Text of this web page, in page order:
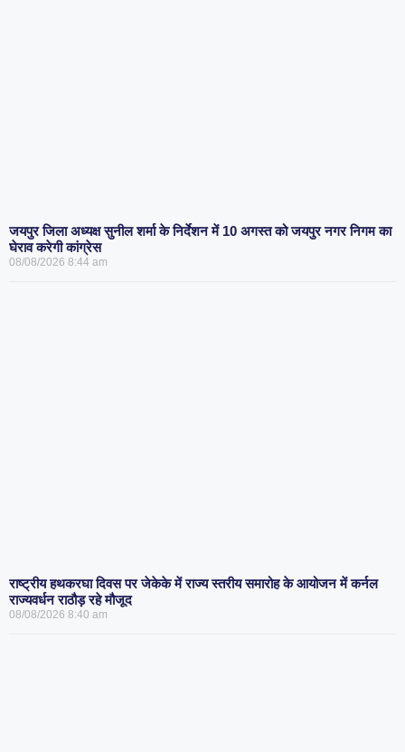
जयपुर जिला अध्यक्ष सुनील शर्मा के निर्देशन में 10 अगस्त को जयपुर नगर निगम का
घेराव करेगी कांग्रेस
08/08/2026 8:44 am
राष्ट्रीय हथकरघा दिवस पर जेकेके में राज्य स्तरीय समारोह के आयोजन में कर्नल
राज्यवर्धन राठौड़ रहे मौजूद
08/08/2026 8:40 am